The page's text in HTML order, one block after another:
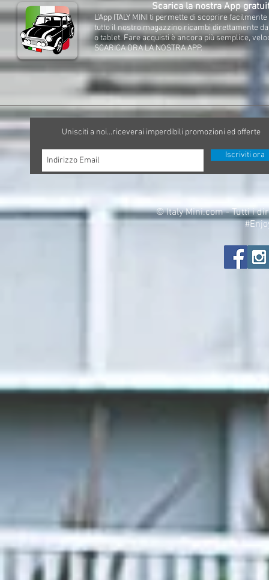
Scarica la nostra App
L'App ITALY MINI ti permette di scoprire
tutto il nostro magazzino ricambi direttamente
o tablet. Fare acquisti è ancora più semplice,
SCARICA ORA LA NOSTRA APP.
Unisciti a noi...riceverai imperdibili promozioni ed offerte
Iscriviti ora
©Italy Mini.com - Tutti i